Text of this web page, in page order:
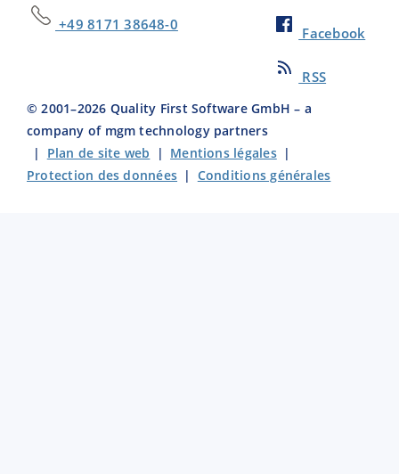
+49 8171 38648-0
Facebook
RSS
© 2001–2026 Quality First Software GmbH – a
company of mgm technology partners
| Plan de site web | Mentions légales|
Protection des données | Conditions générales